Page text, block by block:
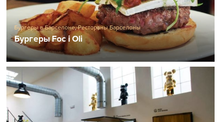
Бургеры в Барселоне,Рестораны Барселоны
Бургеры Foc i Oli